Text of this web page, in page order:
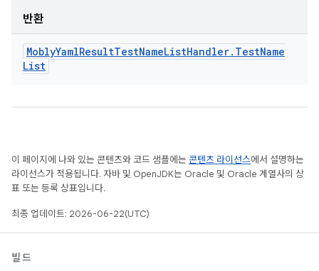
반환
MoblyYamlResultTestNameListHandler. TestName
List
이 페이지에 나와 있는 콘텐츠와 코드 샘플에는 콘텐츠 라이선스에서 설명하는
라이선스가 적용됩니다. 자바 및 OpenJDK는 Oracle 및 Oracle 계열사의 상
표 또는 등록 상표입니다.
최종 업데이트: 2026-06-22(UTC)
빌드